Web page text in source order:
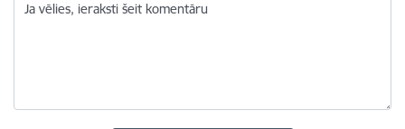
Ja vēlies, ieraksti šeit komentāru